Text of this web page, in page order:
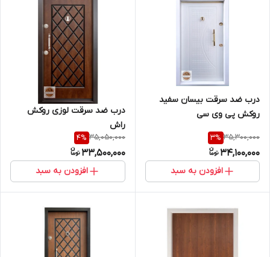
درب ضد سرقت بیسان سفید
روکش پی وی سی
35,300,000
3%
34,100,000
افزودن به سبد
درب ضد سرقت لوزی روکش
راش
35,050,000
4%
33,500,000
افزودن به سبد